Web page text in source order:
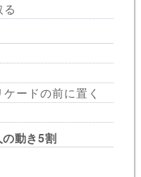
ードの前に置く
動き5割